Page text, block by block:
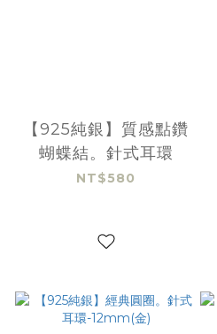
【925純銀】質感點鑽
蝴蝶結。針式耳環
NT$580